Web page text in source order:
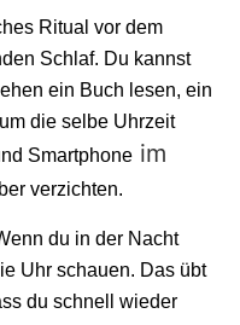
Ritual vor dem
Schlaf. Du kannst
ein Buch lesen, ein
die selbe Uhrzeit
Smartphone im
verzichten.
du in der Nacht
Uhr schauen. Das übt
du schnell wieder